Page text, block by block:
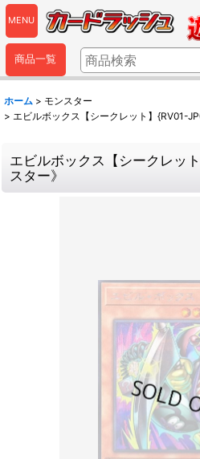
MENU
商品一覧
ホーム > モンスター
> エビルボックス【シークレット】{RV01-
エビルボックス【シークレッ
スター》